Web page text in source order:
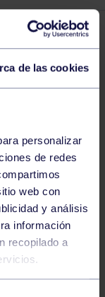
de las cookies
personalizar
de redes
web con
y análisis
información
recopilado a